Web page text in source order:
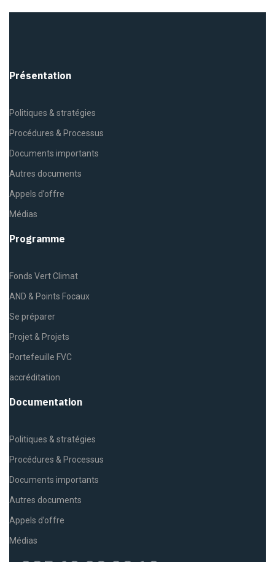
Présentation
Politiques & stratégies
Procédures & Processus
Documents importants
Autres documents
Appels d’offre
Médias
Programme
Fonds Vert Climat
AND & Points Focaux
Se préparer
Projet & Projets
Portefeuille FVC
accréditation
Documentation
Politiques & stratégies
Procédures & Processus
Documents importants
Autres documents
Appels d’offre
Médias